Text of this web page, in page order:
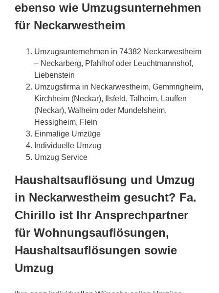
ebenso wie Umzugsunternehmen
für Neckarwestheim
Umzugsunternehmen in 74382 Neckarwestheim
– Neckarberg, Pfahlhof oder Leuchtmannshof,
Liebenstein
Umzugsfirma in Neckarwestheim, Gemmrigheim,
Kirchheim (Neckar), Ilsfeld, Talheim, Lauffen
(Neckar), Walheim oder Mundelsheim,
Hessigheim, Flein
Einmalige Umzüge
Individuelle Umzug
Umzug Service
Haushaltsauflösung und Umzug
in Neckarwestheim gesucht? Fa.
Chirillo ist Ihr Ansprechpartner
für Wohnungsauflösungen,
Haushaltsauflösungen sowie
Umzug